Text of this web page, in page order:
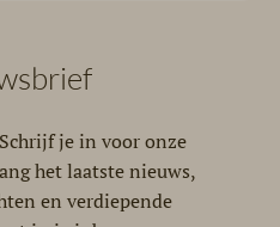
je in voor onze
het laatste nieuws,
en verdiepende